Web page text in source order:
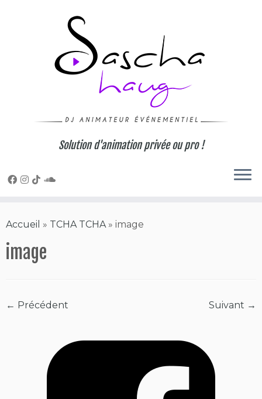
Solution d'animation privée ou pro !
Accueil » TCHA TCHA» image
image
← Précédent Suivant →